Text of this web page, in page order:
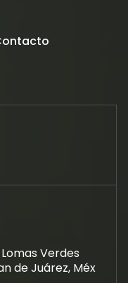
Lomas Verdes
de Juárez, Méx